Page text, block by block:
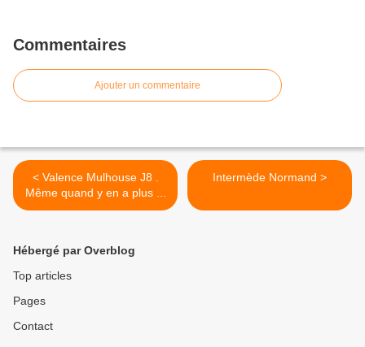
Commentaires
Ajouter un commentaire
< Valence Mulhouse J8 .
Même quand y en a plus ...
Intermède Normand >
Hébergé par Overblog
Top articles
Pages
Contact